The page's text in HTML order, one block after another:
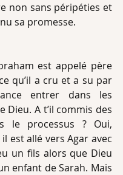
non sans péripéties et
sa promesse.
est appelé père
qu’il a cru et a su par
entrer dans les
Dieu. A t’il commis des
le processus ? Oui,
est allé vers Agar avec
un fils alors que Dieu
enfant de Sarah. Mais